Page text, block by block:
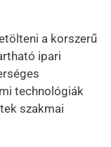
a korszerű
ipari
technológiák
szakmai